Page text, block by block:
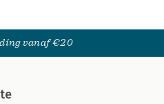
vanaf €20